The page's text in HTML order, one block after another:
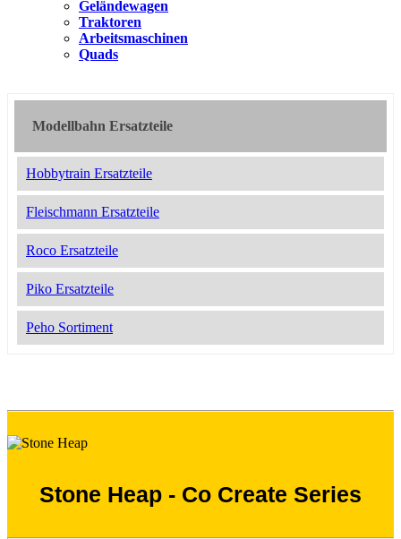
Geländewagen
Traktoren
Arbeitsmaschinen
Quads
Modellbahn Ersatzteile
Hobbytrain Ersatzteile
Fleischmann Ersatzteile
Roco Ersatzteile
Piko Ersatzteile
Peho Sortiment
Stone Heap - Co Create Series